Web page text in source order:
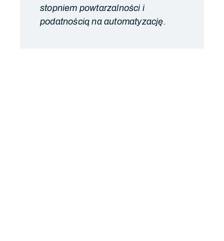
stopniem powtarzalności i
podatnością na automatyzację.